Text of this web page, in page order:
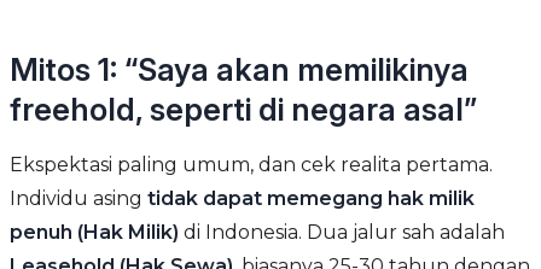
Mitos 1: “Saya akan memilikinya
freehold, seperti di negara asal”
Ekspektasi paling umum, dan cek realita pertama.
Individu asing tidak dapat memegang hak milik
penuh (Hak Milik) di Indonesia. Dua jalur sah adalah